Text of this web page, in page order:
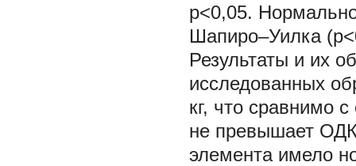
p<0,05.
Шапиро–Уилка
Результаты и их
исследованных
кг, что сравнимо
не превышает
элемента имело